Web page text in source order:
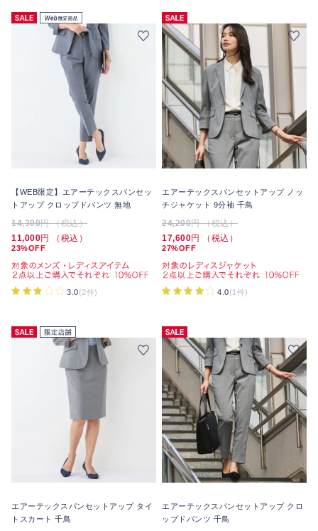
【WEB限定】エアーテックスパンセッ
トアップ クロップドパンツ 無地
14,300円 （税込）
11,000円 （税込）
23%OFF
3.0(2件)
エアーテックスパンセットアップ ノッ
チジャケット 9分袖 千鳥
24,200円 （税込）
17,600円 （税込）
27%OFF
4.0(1件)
エアーテックスパンセットアップ タイ
トスカート 千鳥
エアーテックスパンセットアップ クロ
ップドパンツ 千鳥